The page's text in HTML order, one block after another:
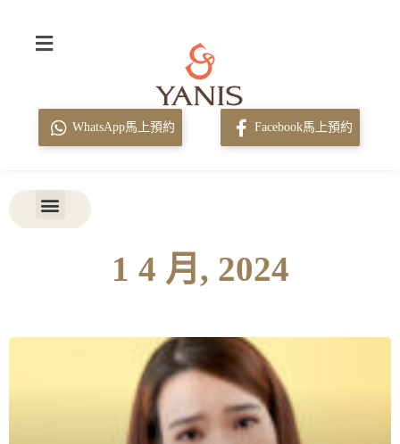
WhatsApp馬上預約 Facebook馬上預約
1 4 月, 2024